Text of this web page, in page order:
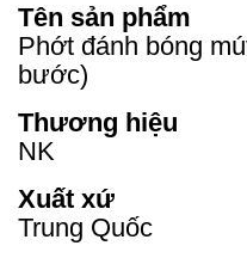
Tên sản phẩm
Phớt đánh bóng
bước)
Thương hiệu
NK
Xuất xứ
Trung Quốc